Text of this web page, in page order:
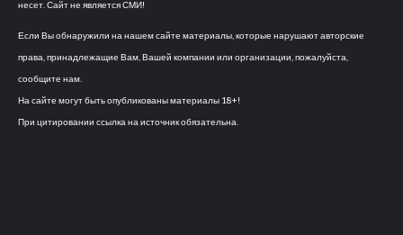
несет. Сайт не является СМИ!
Если Вы обнаружили на нашем сайте материалы, которые нарушают авторские
права, принадлежащие Вам, Вашей компании или организации, пожалуйста,
сообщите нам.
На сайте могут быть опубликованы материалы 18+!
При цитировании ссылка на источник обязательна.